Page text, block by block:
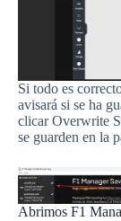
Si todo es
avisará si se ha
clicar Overwrite
se guarden en la
Abrimos F1